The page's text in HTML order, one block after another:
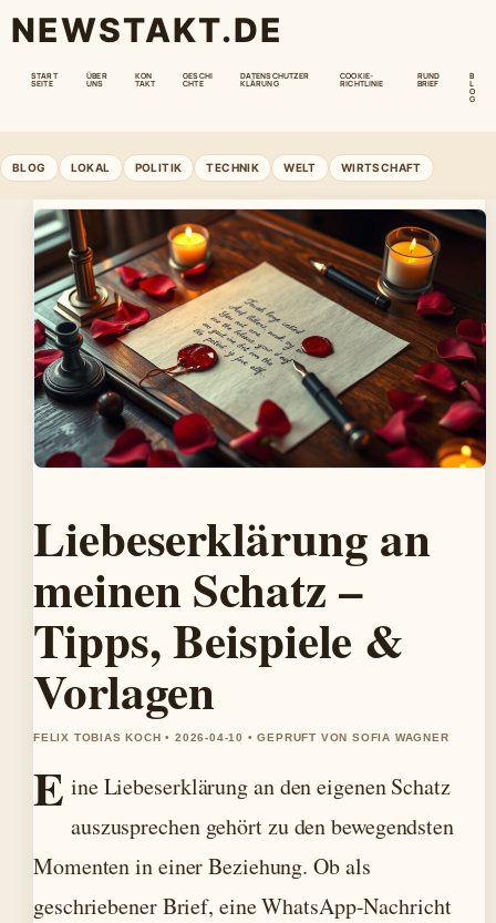
NEWSTAKT.DE
START
SEITE
ÜBER
UNS
KON
TAKT
GESCHI
CHTE
DATENSCHUTZER
KLÄRUNG
COOKIE-
RICHTLINIE
RUND
BRIEF
B
L
O
G
BLOG LOKAL POLITIK TECHNIK WELT WIRTSCHAFT
Liebeserklärung an
meinen Schatz –
Tipps, Beispiele &
Vorlagen
FELIX TOBIAS KOCH • 2026-04-10 • GEPRUFT VON SOFIA WAGNER
E ine Liebeserklärung an den eigenen Schatz
auszusprechen gehört zu den bewegendsten
Momenten in einer Beziehung. Ob als
geschriebener Brief, eine WhatsApp-Nachricht